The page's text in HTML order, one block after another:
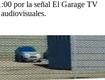
por la señal El Garage TV